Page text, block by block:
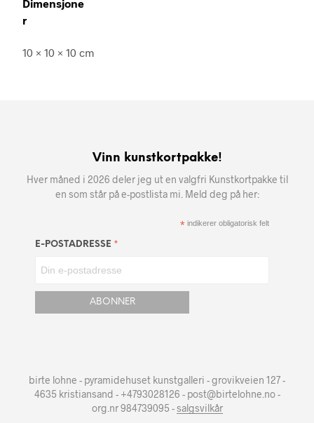
Dimensjone
r
10 × 10 × 10 cm
Vinn kunstkortpakke!
Hver måned i 2026 deler jeg ut en valgfri Kunstkortpakke til
en som står på e-postlista mi. Meld deg på her:
* indikerer obligatorisk felt
E-POSTADRESSE *
birte lohne - pyramidehuset kunstgalleri - grovikveien 127 -
4635 kristiansand - +4793028126 - post@birtelohne.no -
org.nr 984739095 -salgsvilkår